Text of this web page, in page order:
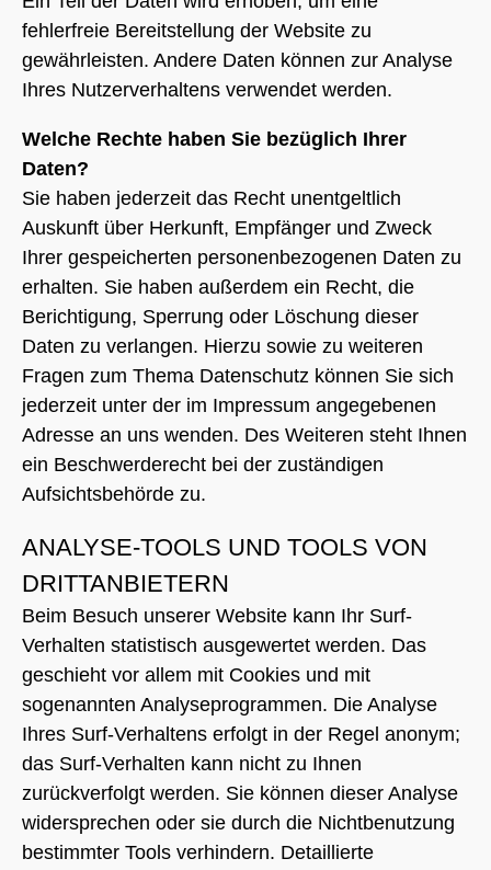
fehlerfreie Bereitstellung der Website zu
gewährleisten. Andere Daten können zur Analyse
Ihres Nutzerverhaltens verwendet werden.
Welche Rechte haben Sie bezüglich Ihrer
Daten?
Sie haben jederzeit das Recht unentgeltlich
Auskunft über Herkunft, Empfänger und Zweck
Ihrer gespeicherten personenbezogenen Daten zu
erhalten. Sie haben außerdem ein Recht, die
Berichtigung, Sperrung oder Löschung dieser
Daten zu verlangen. Hierzu sowie zu weiteren
Fragen zum Thema Datenschutz können Sie sich
jederzeit unter der im Impressum angegebenen
Adresse an uns wenden. Des Weiteren steht Ihnen
ein Beschwerderecht bei der zuständigen
Aufsichtsbehörde zu.
ANALYSE-TOOLS UND TOOLS VON
DRITTANBIETERN
Beim Besuch unserer Website kann Ihr Surf-
Verhalten statistisch ausgewertet werden. Das
geschieht vor allem mit Cookies und mit
sogenannten Analyseprogrammen. Die Analyse
Ihres Surf-Verhaltens erfolgt in der Regel anonym;
das Surf-Verhalten kann nicht zu Ihnen
zurückverfolgt werden. Sie können dieser Analyse
widersprechen oder sie durch die Nichtbenutzung
bestimmter Tools verhindern. Detaillierte